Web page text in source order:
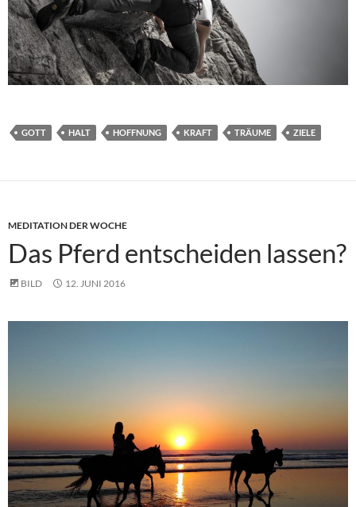
GOTT HALT HOFFNUNG KRAFT TRÄUME ZIELE
MEDITATION DER WOCHE
Das Pferd entscheiden lassen?
BILD 12. JUNI 2016